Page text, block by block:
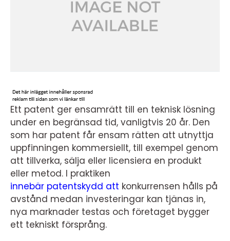
Ett patent ger ensamrätt till en teknisk lösning
under en begränsad tid, vanligtvis 20 år. Den
som har patent får ensam rätten att utnyttja
uppfinningen kommersiellt, till exempel genom
att tillverka, sälja eller licensiera en produkt
eller metod. I praktiken
innebär patentskydd att konkurrensen hålls på
avstånd medan investeringar kan tjänas in,
nya marknader testas och företaget bygger
ett tekniskt försprång.